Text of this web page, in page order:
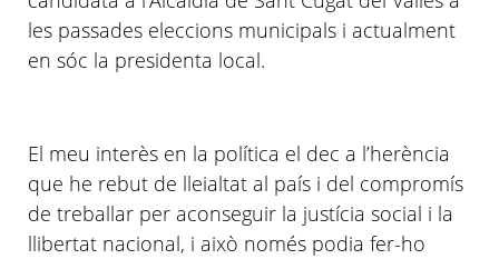
les passades eleccions municipals i actualment
en sóc la presidenta local.
El meu interès en la política el dec a l’herència
que he rebut de lleialtat al país i del compromís
de treballar per aconseguir la justícia social i la
llibertat nacional, i això només podia fer-ho